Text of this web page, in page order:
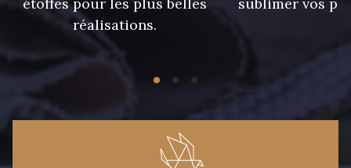
réalisations.